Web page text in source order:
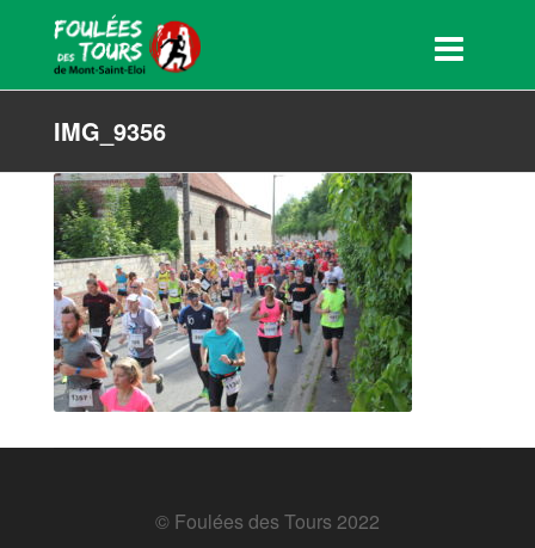
IMG_9356
© Foulées des Tours 2022